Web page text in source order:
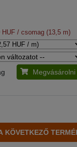
HUF / csomag (13,5 m)
Megvásárolni